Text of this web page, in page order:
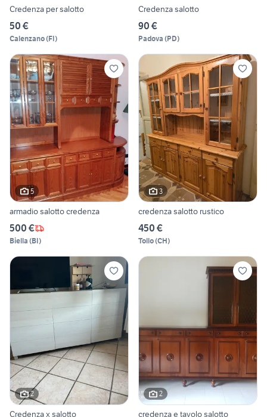
Credenza per salotto
50 €
Calenzano(FI)
Credenza salotto
90 €
Padova (PD)
5
armadio salotto credenza
500 €
Biella (BI)
3
credenza salotto rustico
450 €
Tollo(CH)
2
Credenza x salotto
2
credenza e tavolo salotto